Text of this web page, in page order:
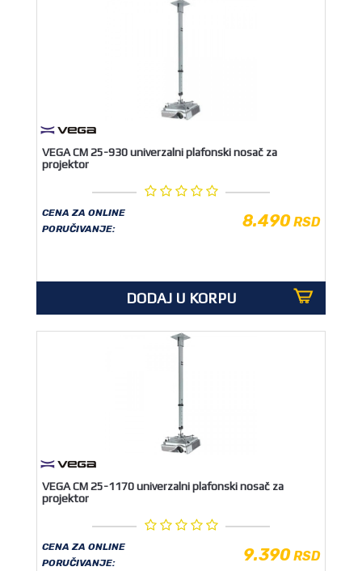
VEGA CM 25-930 univerzalni plafonski nosač za
projektor
CENA ZA ONLINE
PORUČIVANJE:
8.490RSD
DODAJ U KORPU
VEGA CM 25-1170 univerzalni plafonski nosač za
projektor
CENA ZA ONLINE
PORUČIVANJE:
9.390RSD